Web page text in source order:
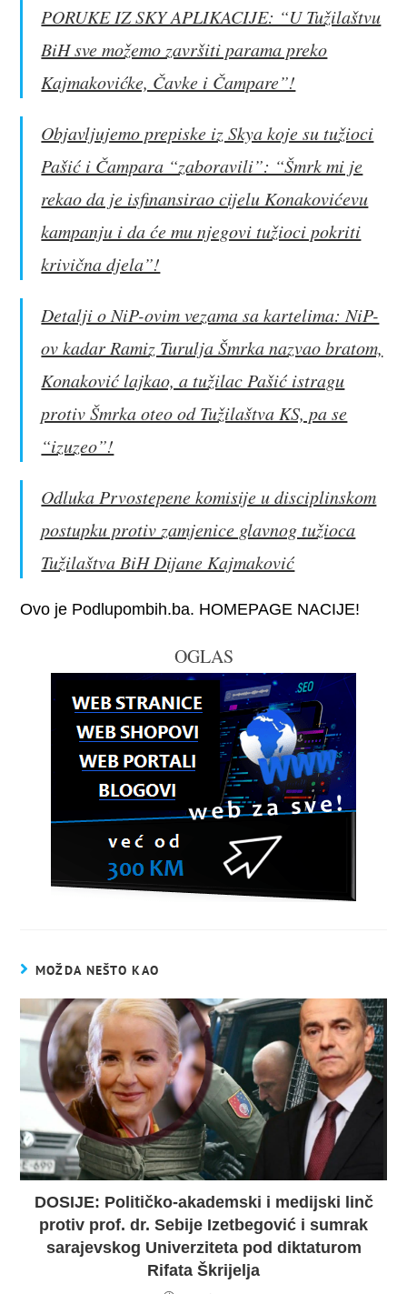
PORUKE IZ SKY APLIKACIJE: “U Tužilaštvu
BiH sve možemo završiti parama preko
Kajmakovićke, Čavke i Čampare”!
Objavljujemo prepiske iz Skya koje su tužioci
Pašić i Čampara “zaboravili”: “Šmrk mi je
rekao da je isfinansirao cijelu Konakovićevu
kampanju i da će mu njegovi tužioci pokriti
krivična djela”!
Detalji o NiP-ovim vezama sa kartelima: NiP-
ov kadar Ramiz Turulja Šmrka nazvao bratom,
Konaković lajkao, a tužilac Pašić istragu
protiv Šmrka oteo od Tužilaštva KS, pa se
“izuzeo”!
Odluka Prvostepene komisije u disciplinskom
postupku protiv zamjenice glavnog tužioca
Tužilaštva BiH Dijane Kajmaković
Ovo je Podlupombih.ba. HOMEPAGE NACIJE!
OGLAS
MOŽDA NEŠTO KAO
DOSIJE: Političko-akademski i medijski linč
protiv prof. dr. Sebije Izetbegović i sumrak
sarajevskog Univerziteta pod diktaturom
Rifata Škrijelja